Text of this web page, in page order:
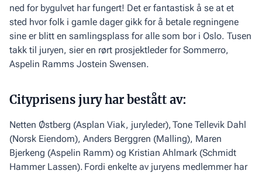
ned for bygulvet har fungert! Det er fantastisk å se at et
sted hvor folk i gamle dager gikk for å betale regningene
sine er blitt en samlingsplass for alle som bor i Oslo. Tusen
takk til juryen, sier en rørt prosjektleder for Sommerro,
Aspelin Ramms Jostein Swensen.
Cityprisens jury har bestått av:
Netten Østberg (Asplan Viak, juryleder), Tone Tellevik Dahl
(Norsk Eiendom), Anders Berggren (Malling), Maren
Bjerkeng (Aspelin Ramm) og Kristian Ahlmark (Schmidt
Hammer Lassen). Fordi enkelte av juryens medlemmer har